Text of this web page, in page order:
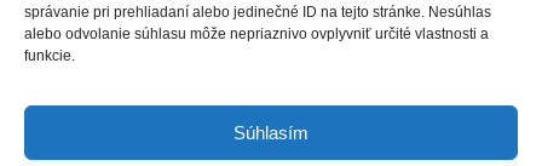
správanie pri prehliadaní alebo jedinečné ID na tejto stránke. Nesúhlas
alebo odvolanie súhlasu môže nepriaznivo ovplyvniť určité vlastnosti a
funkcie.
Súhlasím
Obchodné podmienky
Ochrana osobných údajov
Doprava a platba
Reklamácia tovaru